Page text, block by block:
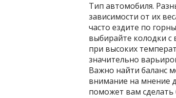
Тип автомобиля.
зависимости от их
часто ездите по
выбирайте колодки
при высоких
значительно
Важно найти баланс
внимание на мнение
поможет вам